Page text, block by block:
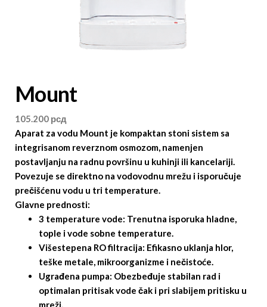
Mount
105.200 рсд
Aparat za vodu Mount je kompaktan stoni sistem sa
integrisanom reverznom osmozom, namenjen
postavljanju na radnu površinu u kuhinji ili kancelariji.
Povezuje se direktno na vodovodnu mrežu i isporučuje
prečišćenu vodu u tri temperature.
Glavne prednosti:
3 temperature vode: Trenutna isporuka hladne,
tople i vode sobne temperature.
Višestepena RO filtracija: Efikasno uklanja hlor,
teške metale, mikroorganizme i nečistoće.
Ugrađena pumpa: Obezbeđuje stabilan rad i
optimalan pritisak vode čak i pri slabijem pritisku u
mreži.